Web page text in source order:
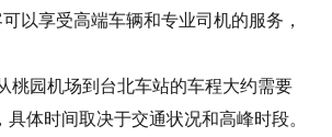
以享受高端车辆和专业司机的服务，
桃园机场到台北车站的车程大约需要
体时间取决于交通状况和高峰时段。